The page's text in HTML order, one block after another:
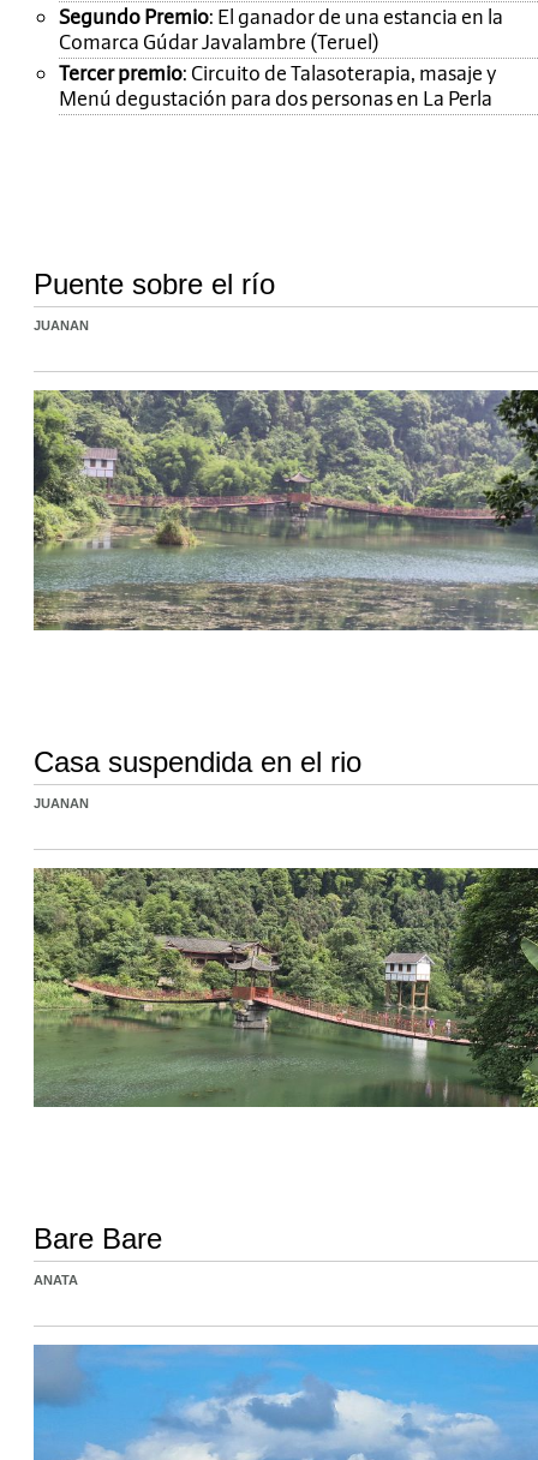
Segundo Premio: El ganador de una estancia en la
Comarca Gúdar Javalambre (Teruel)
Tercer premio: Circuito de Talasoterapia, masaje y
Menú degustación para dos personas en La Perla
Puente sobre el río
JUANAN
Casa suspendida en el rio
JUANAN
Bare Bare
ANATA